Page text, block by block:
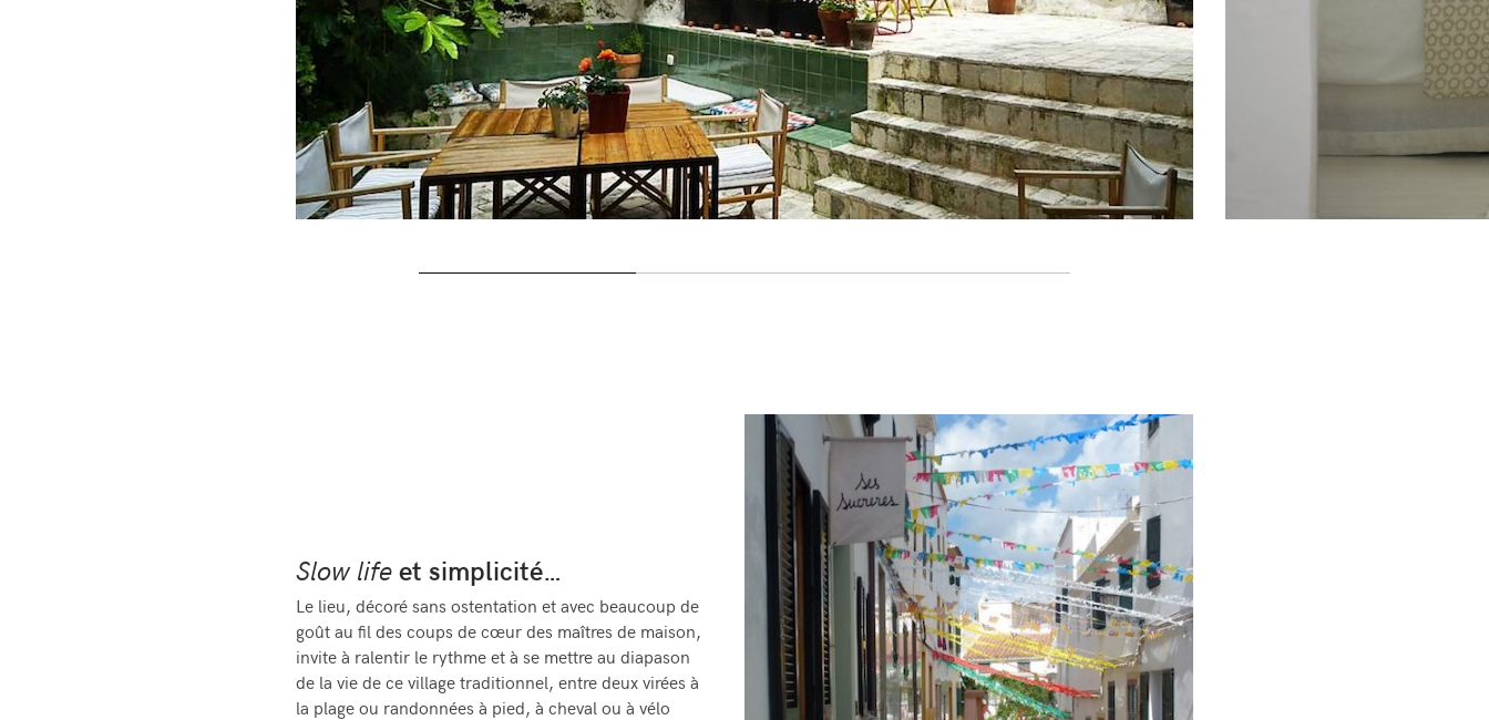
Slow lifeet simplicité…
Le lieu, décoré sans ostentation et avec beaucoup de
goût au fil des coups de cœur des maîtres de maison,
invite à ralentir le rythme et à se mettre au diapason
de la vie de ce village traditionnel, entre deux virées à